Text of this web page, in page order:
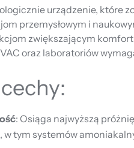
urządzenie, które
przemysłowym i
zwiększającym
oraz laboratoriów
: Osiąga najwyższą
w tym systemów